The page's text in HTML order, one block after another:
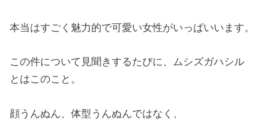
本当はすごく魅力的で可愛い女性がいっぱいいます。
この件について見聞きするたびに、ムシズガハシル
とはこのこと。
顔うんぬん、体型うんぬんではなく、